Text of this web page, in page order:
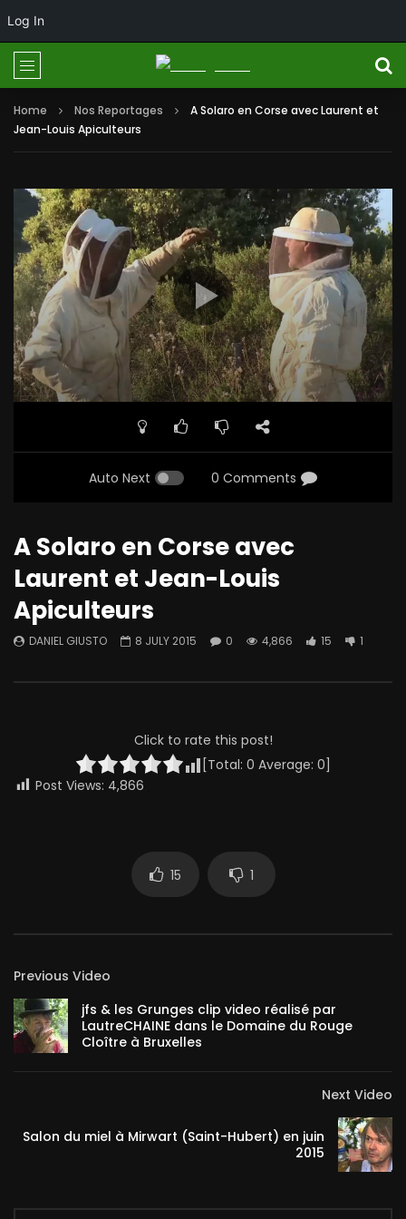
Log In
Home Nos Reportages
A Solaro en Corse avec Laurent et
Jean-Louis Apiculteurs
Auto Next 0 Comments
A Solaro en Corse avec
Laurent et Jean-Louis
Apiculteurs
DANIEL GIUSTO 8 JULY 2015 0 4,866 15 1
Click to rate this post!
[Total: 0 Average: 0]
Post Views: 4,866
15 1
Previous Video
jfs & les Grunges clip video réalisé par
LautreCHAINE dans le Domaine du Rouge
Cloître à Bruxelles
Next Video
Salon du miel à Mirwart (Saint-Hubert) en juin
2015